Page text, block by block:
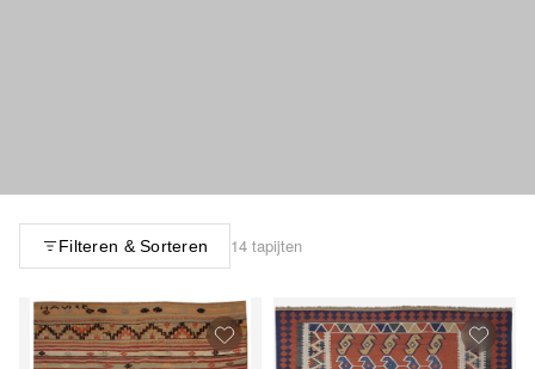
Filteren & Sorteren 14 tapijten